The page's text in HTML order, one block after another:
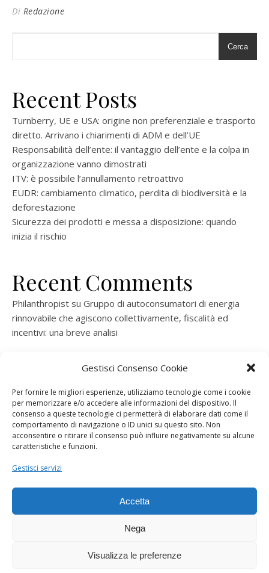
Gestisci Consenso Cookie
Per fornire le migliori esperienze, utilizziamo tecnologie come i cookie
per memorizzare e/o accedere alle informazioni del dispositivo. Il
consenso a queste tecnologie ci permetterà di elaborare dati come il
comportamento di navigazione o ID unici su questo sito. Non
acconsentire o ritirare il consenso può influire negativamente su alcune
caratteristiche e funzioni.
Gestisci servizi
Accetta
Nega
Visualizza le preferenze
Di Redazione
Cerca
Recent Posts
Turnberry, UE e USA: origine non preferenziale e trasporto
diretto. Arrivano i chiarimenti di ADM e dell’UE
Responsabilità dell’ente: il vantaggio dell’ente e la colpa in
organizzazione vanno dimostrati
ITV: è possibile l’annullamento retroattivo
EUDR: cambiamento climatico, perdita di biodiversità e la
deforestazione
Sicurezza dei prodotti e messa a disposizione: quando
inizia il rischio
Recent Comments
Philanthropist su Gruppo di autoconsumatori di energia
rinnovabile che agiscono collettivamente, fiscalità ed
incentivi: una breve analisi
rinnovabile che agiscono collettivamente, fiscalità ed
ramatogelsuGruppo di autoconsumatori di energia
rinnovabile che agiscono collettivamente, fiscalità ed
incentivi: una breve analisi
consorzio per la produzione di energia elettrica
Dogana Sostenibile 2026 ©